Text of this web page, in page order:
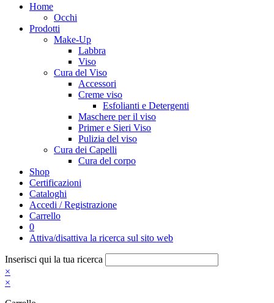
Home
Occhi
Prodotti
Make-Up
Labbra
Viso
Cura del Viso
Accessori
Creme viso
Esfolianti e Detergenti
Maschere per il viso
Primer e Sieri Viso
Pulizia del viso
Cura dei Capelli
Cura del corpo
Shop
Certificazioni
Cataloghi
Accedi / Registrazione
Carrello
0
Attiva/disattiva la ricerca sul sito web
Inserisci qui la tua ricerca
×
×